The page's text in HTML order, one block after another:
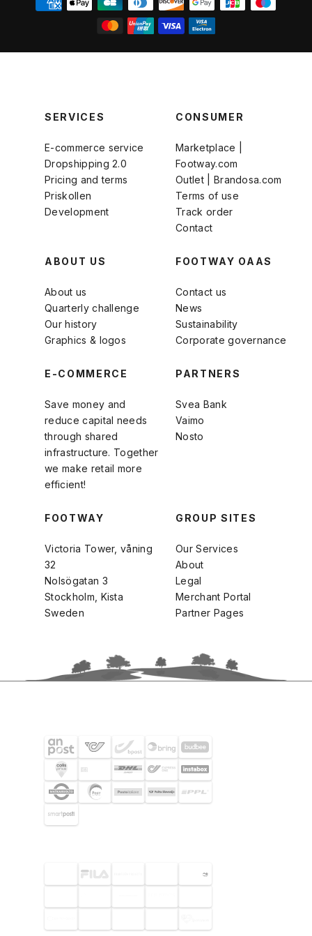
SERVICES
E-commerce service
Dropshipping 2.0
Pricing and terms
Priskollen
Development
CONSUMER
Marketplace |
Footway.com
Outlet | Brandosa.com
Terms of use
Track order
Contact
ABOUT US
About us
Quarterly challenge
Our history
Graphics & logos
FOOTWAY OAAS
Contact us
News
Sustainability
Corporate governance
E-COMMERCE
Save money and
reduce capital needs
through shared
infrastructure. Together
we make retail more
efficient!
PARTNERS
Svea Bank
Vaimo
Nosto
FOOTWAY
Victoria Tower, våning
32
Nolsögatan 3
Stockholm, Kista
Sweden
GROUP SITES
Our Services
About
Legal
Merchant Portal
Partner Pages